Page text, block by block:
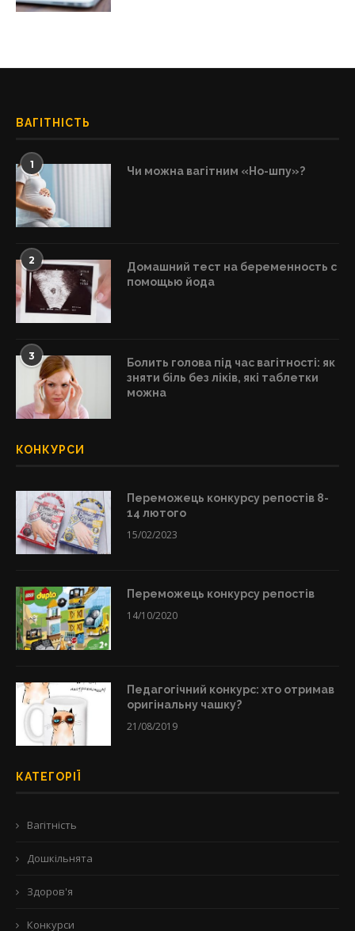
ВАГІТНІСТЬ
1 Чи можна вагітним «Но-шпу»?
2
Домашний тест на беременность с
помощью йода
3
Болить голова під час вагітності: як
зняти біль без ліків, які таблетки
можна
КОНКУРСИ
Переможець конкурсу репостів 8-
14 лютого
15/02/2023
Переможець конкурсу репостів
14/10/2020
Педагогічний конкурс: хто отримав
оригінальну чашку?
21/08/2019
КАТЕГОРІЇ
Вагітність
Дошкільнята
Здоров'я
Конкурси